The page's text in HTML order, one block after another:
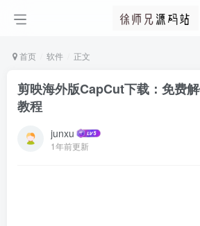
首页 软件 正文
剪映海外版CapCut下载：免费
教程
junxu
1年前更新